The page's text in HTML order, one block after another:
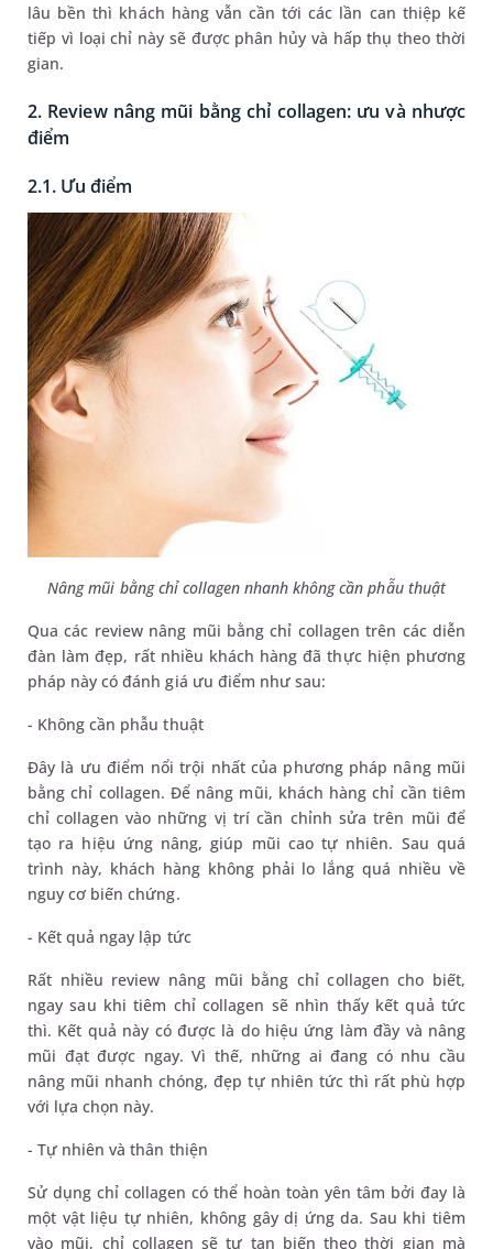
lâu bền thì khách hàng vẫn cần tới các lần can thiệp kế
tiếp vì loại chỉ này sẽ được phân hủy và hấp thụ theo thời
gian.
2. Review nâng mũi bằng chỉ collagen: ưu và nhược
điểm
2.1. Ưu điểm
Nâng mũi bằng chỉ collagen nhanh không cần phẫu thuật
Qua các review nâng mũi bằng chỉ collagen trên các diễn
đàn làm đẹp, rất nhiều khách hàng đã thực hiện phương
pháp này có đánh giá ưu điểm như sau:
- Không cần phẫu thuật
Đây là ưu điểm nổi trội nhất của phương pháp nâng mũi
bằng chỉ collagen. Để nâng mũi, khách hàng chỉ cần tiêm
chỉ collagen vào những vị trí cần chỉnh sửa trên mũi để
tạo ra hiệu ứng nâng, giúp mũi cao tự nhiên. Sau quá
trình này, khách hàng không phải lo lắng quá nhiều về
nguy cơ biến chứng.
- Kết quả ngay lập tức
Rất nhiều review nâng mũi bằng chỉ collagen cho biết,
ngay sau khi tiêm chỉ collagen sẽ nhìn thấy kết quả tức
thì. Kết quả này có được là do hiệu ứng làm đầy và nâng
mũi đạt được ngay. Vì thế, những ai đang có nhu cầu
nâng mũi nhanh chóng, đẹp tự nhiên tức thì rất phù hợp
với lựa chọn này.
- Tự nhiên và thân thiện
Sử dụng chỉ collagen có thể hoàn toàn yên tâm bởi đay là
một vật liệu tự nhiên, không gây dị ứng da. Sau khi tiêm
vào mũi, chỉ collagen sẽ tự tan biến theo thời gian mà